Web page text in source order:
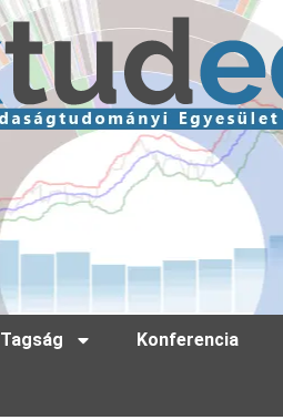
Tagság Konferencia